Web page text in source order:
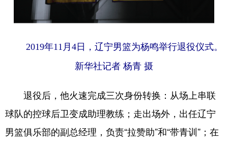
2019年11月4日，辽宁男篮为杨鸣举行退役仪式。
新华社记者 杨青 摄
退役后，他火速完成三次身份转换：从场上串联
球队的控球后卫变成助理教练；走出场外，出任辽宁
男篮俱乐部的副总经理，负责“拉赞助”和“带青训”；在